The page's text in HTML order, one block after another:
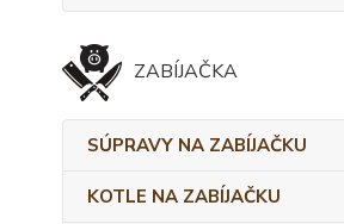
ZABÍJAČKA
SÚPRAVY NA ZABÍJAČKU
KOTLE NA ZABÍJAČKU